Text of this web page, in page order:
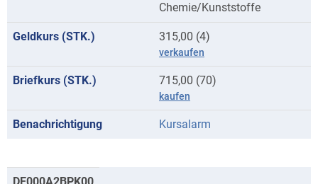
Chemie/Kunststoffe
315,00 (4)
verkaufen
715,00 (70)
kaufen
Kursalarm